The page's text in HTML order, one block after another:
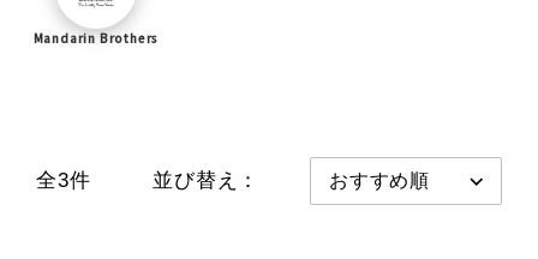
Mandarin Brothers
全3件 並び替え：